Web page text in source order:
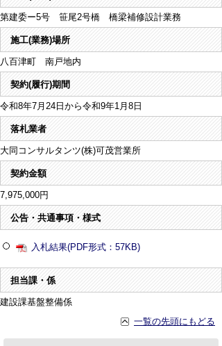
第建委ー5号 笹尾2号橋 橋梁補修設計業務
施工(業務)場所
八百津町 南戸地内
契約(履行)期間
令和8年7月24日から令和9年1月8日
落札業者
大同コンサルタンツ(株)可茂営業所
契約金額
7,975,000円
公告・共通事項・様式
入札結果(PDF形式：57KB)
担当課・係
建設課基盤整備係
一覧の先頭にもどる